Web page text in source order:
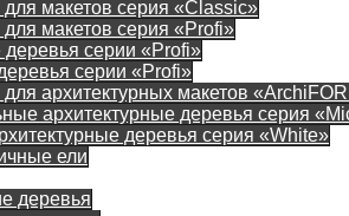
макетов серия «Classic»
макетов серия «Profi»
серии «Profi»
серии «Profi»
архитектурных макетов
архитектурные деревья серия
деревья серия «White»
ели
деревья